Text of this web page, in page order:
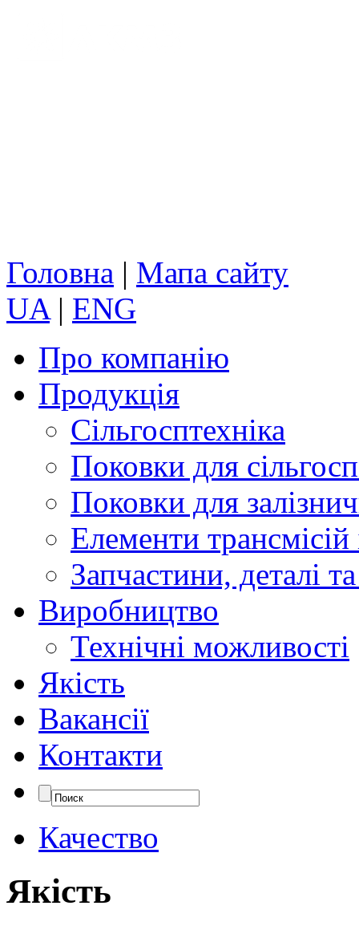
Головна | Мапа сайту
UA| ENG
Про компанію
Продукція
Сільгосптехніка
Поковки для
Поковки для
Елементи трансмісій
Запчастини, деталі
Виробництво
Технічні можливості
Якість
Вакансії
Контакти
Качество
Якість